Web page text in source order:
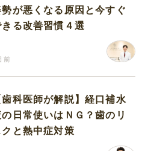
が悪くなる原因と今すぐ
る改善習慣４選
前
歯科医師が解説】経口補水
日常使いはＮＧ？歯のリ
と熱中症対策